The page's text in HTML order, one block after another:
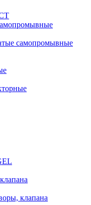
самопромывные
клапана